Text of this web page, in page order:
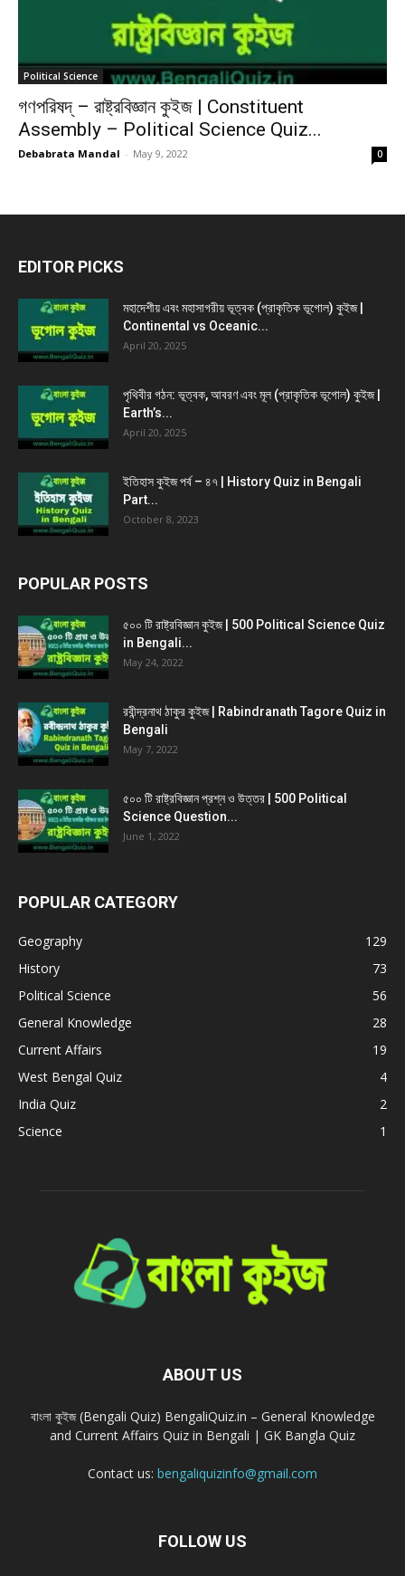
Political Science
গণপরিষদ্ – রাষ্ট্রবিজ্ঞান কুইজ | Constituent
Assembly – Political Science Quiz...
Debabrata Mandal - May 9, 2022 0
EDITOR PICKS
মহাদেশীয় এবং মহাসাগরীয় ভূত্বক (প্রাকৃতিক ভূগোল) কুইজ |
Continental vs Oceanic...
April 20, 2025
পৃথিবীর গঠন: ভূত্বক, আবরণ এবং মূল (প্রাকৃতিক ভূগোল) কুইজ |
Earth’s...
April 20, 2025
ইতিহাস কুইজ পর্ব – ৪৭ | History Quiz in Bengali
Part...
October 8, 2023
POPULAR POSTS
৫০০ টি রাষ্ট্রবিজ্ঞান কুইজ | 500 Political Science Quiz
in Bengali...
May 24, 2022
রবীন্দ্রনাথ ঠাকুর কুইজ | Rabindranath Tagore Quiz in
Bengali
May 7, 2022
৫০০ টি রাষ্ট্রবিজ্ঞান প্রশ্ন ও উত্তর | 500 Political
Science Question...
June 1, 2022
POPULAR CATEGORY
Geography
129
History
73
Political Science
56
General Knowledge
28
Current Affairs
19
West Bengal Quiz
4
India Quiz
2
Science
1
ABOUT US
বাংলা কুইজ (Bengali Quiz) BengaliQuiz.in – General Knowledge
and Current Affairs Quiz in Bengali | GK Bangla Quiz
Contact us: bengaliquizinfo@gmail.com
FOLLOW US